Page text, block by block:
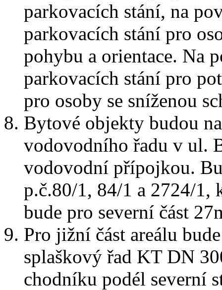
parkovacích stání, na
parkovacích stání pro
pohybu a orientace. Na
parkovacích stání pro
pro osoby se sníženou
Bytové objekty budou
vodovodního řadu v ul.
vodovodní přípojkou.
p.č.80/1, 84/1 a 2724/1,
bude pro severní část
Pro jižní část areálu
splaškový řad KT DN
chodníku podél severní